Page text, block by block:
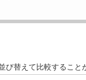
替えて比較すること